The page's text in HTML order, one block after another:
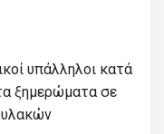
υπάλληλοι κατά
ξημερώματα σε